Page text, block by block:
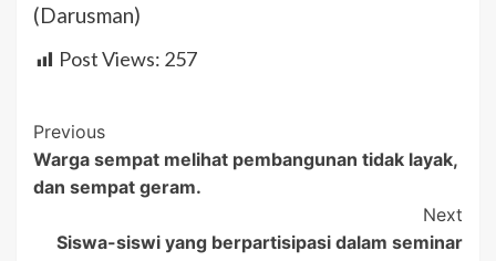
(Darusman)
Post Views: 257
Post
Navigation
Previous
Warga sempat melihat pembangunan tidak layak,
dan sempat geram.
Next
Siswa-siswi yang berpartisipasi dalam seminar